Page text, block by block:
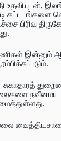
உதவியுடன்,
கட்டடங்களை
பிரிவு
இன்னும்